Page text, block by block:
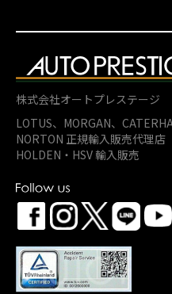
株式会社オートプレステージ
LOTUS、MORGAN、
NORTON 正規輸入販売代理店
HOLDEN・HSV 輸入販売